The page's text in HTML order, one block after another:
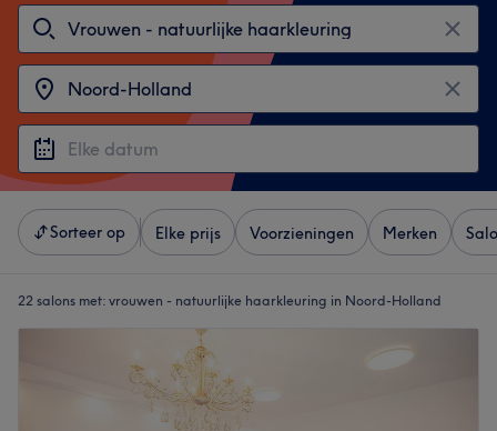
Sorteer op Elke prijs Voorzieningen Merken
22 salons met: vrouwen - natuurlijke haarkleuring in Noord-Holland